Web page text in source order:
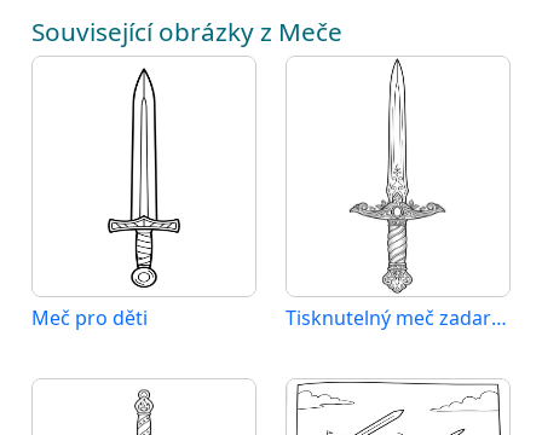
Související obrázky z Meče
Meč pro děti Tisknutelný meč zadarmo